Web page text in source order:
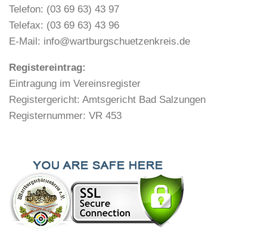
Telefon: (03 69 63) 43 97
Telefax: (03 69 63) 43 96
E-Mail: info@wartburgschuetzenkreis.de
Registereintrag:
Eintragung im Vereinsregister
Registergericht: Amtsgericht Bad Salzungen
Registernummer: VR 453